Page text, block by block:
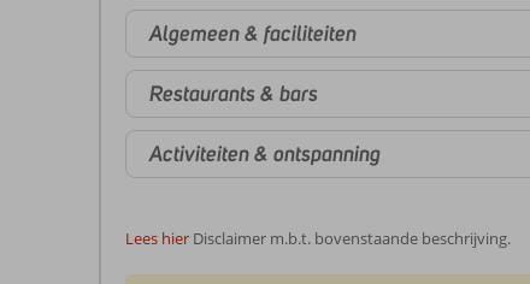
Algemeen & faciliteiten
Restaurants & bars
Activiteiten & ontspanning
Lees hier Disclaimer m.b.t. bovenstaande beschrijving.